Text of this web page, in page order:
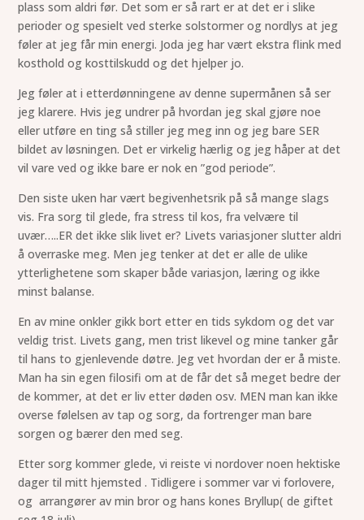
plass som aldri før. Det som er så rart er at det er i slike
perioder og spesielt ved sterke solstormer og nordlys at jeg
føler at jeg får min energi. Joda jeg har vært ekstra flink med
kosthold og kosttilskudd og det hjelper jo.
Jeg føler at i etterdønningene av denne supermånen så ser
jeg klarere. Hvis jeg undrer på hvordan jeg skal gjøre noe
eller utføre en ting så stiller jeg meg inn og jeg bare SER
bildet av løsningen. Det er virkelig hærlig og jeg håper at det
vil vare ved og ikke bare er nok en ”god periode”.
Den siste uken har vært begivenhetsrik på så mange slags
vis. Fra sorg til glede, fra stress til kos, fra velvære til
uvær…..ER det ikke slik livet er? Livets variasjoner slutter aldri
å overraske meg. Men jeg tenker at det er alle de ulike
ytterlighetene som skaper både variasjon, læring og ikke
minst balanse.
En av mine onkler gikk bort etter en tids sykdom og det var
veldig trist. Livets gang, men trist likevel og mine tanker går
til hans to gjenlevende døtre. Jeg vet hvordan der er å miste.
Man ha sin egen filosifi om at de får det så meget bedre der
de kommer, at det er liv etter døden osv. MEN man kan ikke
overse følelsen av tap og sorg, da fortrenger man bare
sorgen og bærer den med seg.
Etter sorg kommer glede, vi reiste vi nordover noen hektiske
dager til mitt hjemsted . Tidligere i sommer var vi forlovere,
og arrangører av min bror og hans kones Bryllup( de giftet